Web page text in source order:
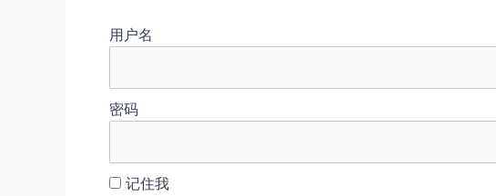
用户名
密码
记住我